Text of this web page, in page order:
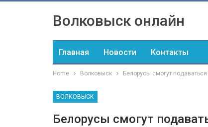
Волковыск онлайн
Главная Новости Контакты
Home Волковыск Белорусы смогут
ВОЛКОВЫСК
Белорусы смогут